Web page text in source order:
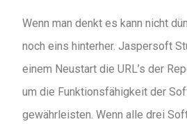
Wenn man denkt es kann nicht
noch eins hinterher. Jaspersoft
einem Neustart die URL’s der
um die Funktionsfähigkeit der
gewährleisten. Wenn alle drei